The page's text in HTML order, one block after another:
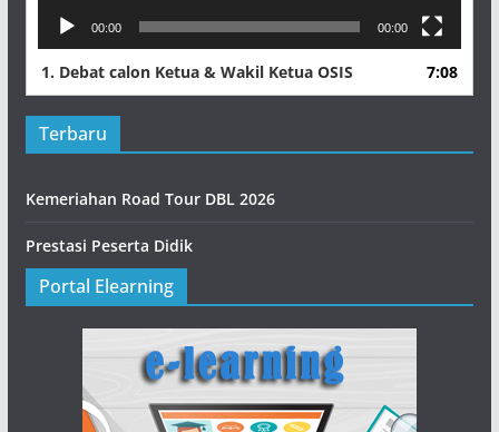
00:00 00:00
1. Debat calon Ketua & Wakil Ketua OSIS 7:08
Terbaru
Kemeriahan Road Tour DBL 2026
Prestasi Peserta Didik
Portal Elearning